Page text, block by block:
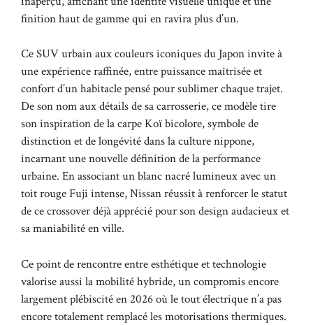
finition haut de gamme qui en ravira plus d’un.
Ce SUV urbain aux couleurs iconiques du Japon invite à
une expérience raffinée, entre puissance maîtrisée et
confort d’un habitacle pensé pour sublimer chaque trajet.
De son nom aux détails de sa carrosserie, ce modèle tire
son inspiration de la carpe Koï bicolore, symbole de
distinction et de longévité dans la culture nippone,
incarnant une nouvelle définition de la performance
urbaine. En associant un blanc nacré lumineux avec un
toit rouge Fuji intense, Nissan réussit à renforcer le statut
de ce crossover déjà apprécié pour son design audacieux et
sa maniabilité en ville.
Ce point de rencontre entre esthétique et technologie
valorise aussi la mobilité hybride, un compromis encore
largement plébiscité en 2026 où le tout électrique n’a pas
encore totalement remplacé les motorisations thermiques.